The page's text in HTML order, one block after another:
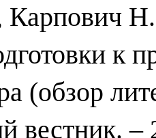
к
(обзор
вестник.